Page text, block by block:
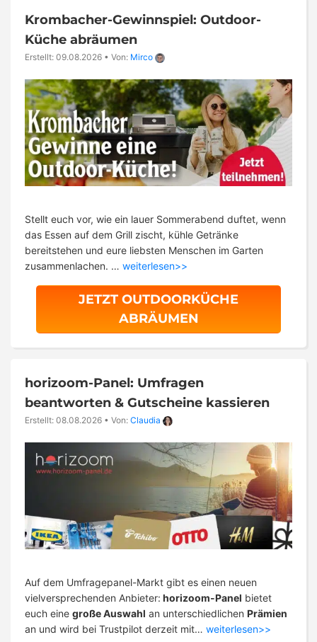
Krombacher-Gewinnspiel: Outdoor-
Küche abräumen
Erstellt: 09.08.2026 • Von: Mirco
Stellt euch vor, wie ein lauer Sommerabend duftet, wenn
das Essen auf dem Grill zischt, kühle Getränke
bereitstehen und eure liebsten Menschen im Garten
zusammenlachen. … weiterlesen>>
JETZT OUTDOORKÜCHE
ABRÄUMEN
horizoom-Panel: Umfragen
beantworten & Gutscheine kassieren
Erstellt: 08.08.2026 • Von: Claudia
Auf dem Umfragepanel-Markt gibt es einen neuen
vielversprechenden Anbieter: horizoom-Panel bietet
euch eine große Auswahl an unterschiedlichen Prämien
an und wird bei Trustpilot derzeit mit… weiterlesen>>